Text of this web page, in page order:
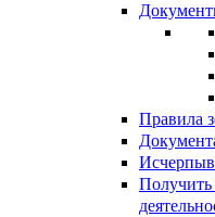
Правила
Получить